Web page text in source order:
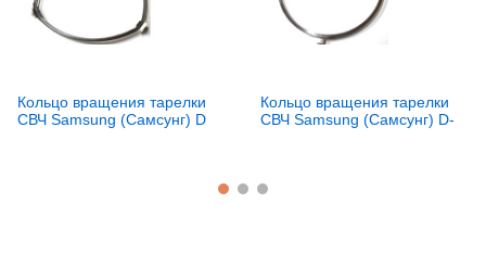
Кольцо вращения тарелки
СВЧ Samsung (Самсунг) D
Кольцо вращения тарелки
СВЧ Samsung (Самсунг) D-